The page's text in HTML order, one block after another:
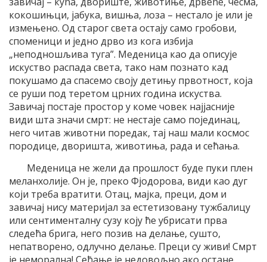
кокошињци, јабука, вишња, лоза – нестало је или је
измењено. Од старог света остају само гробови,
споменици и једно дрво из кога избија
„неподношљива туга”. Меденица као да описује
искуство распада света, тако нам познато кад
покушамо да спасемо своју детињу првотност, која
се руши под теретом црних година искуства.
Завичај постаје простор у коме човек најјасније
види шта значи смрт: не нестаје само појединац,
него читав животни поредак, тај наш мали космос
породице, дворишта, животиња, рада и сећања.
Меденица не жели да прошлост буде пуки плен
меланхолије. Он је, преко Фјодорова, види као дуг
који треба вратити. Отац, мајка, преци, дом и
завичај нису материјал за естетизовану тужбалицу
или сентименталну сузу коју ће убрисати прва
следећа брига, него позив на делање, сушто,
непатворено, одлучно делање. Преци су живи! Смрт